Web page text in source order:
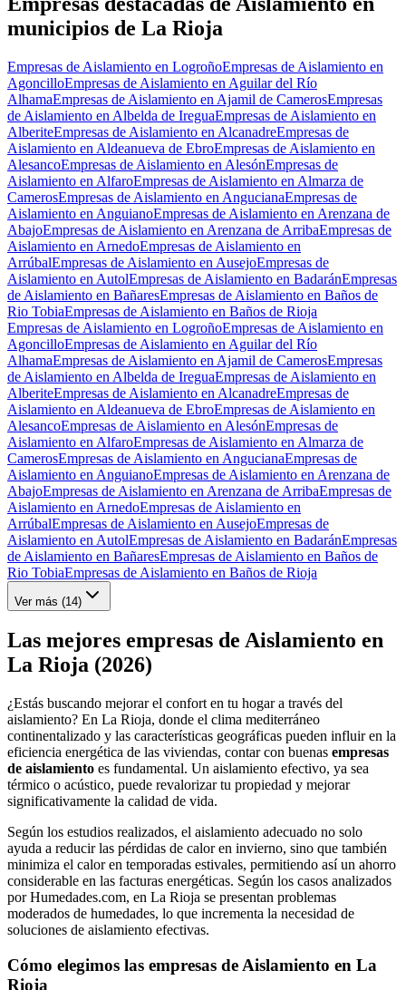
municipios de La Rioja
Empresas de Aislamiento en LogroñoEmpresas de Aislamiento en
AgoncilloEmpresas de Aislamiento en Aguilar del Río
AlhamaEmpresas de Aislamiento en Ajamil de CamerosEmpresas
de Aislamiento en Albelda de IreguaEmpresas de Aislamiento en
AlberiteEmpresas de Aislamiento en AlcanadreEmpresas de
Aislamiento en Aldeanueva de EbroEmpresas de Aislamiento en
AlesancoEmpresas de Aislamiento en AlesónEmpresas de
Aislamiento en AlfaroEmpresas de Aislamiento en Almarza de
CamerosEmpresas de Aislamiento en AngucianaEmpresas de
Aislamiento en AnguianoEmpresas de Aislamiento en Arenzana de
AbajoEmpresas de Aislamiento en Arenzana de ArribaEmpresas de
Aislamiento en ArnedoEmpresas de Aislamiento en
ArrúbalEmpresas de Aislamiento en AusejoEmpresas de
Aislamiento en AutolEmpresas de Aislamiento en BadaránEmpresas
de Aislamiento en BañaresEmpresas de Aislamiento en Baños de
Rio TobiaEmpresas de Aislamiento en Baños de Rioja
Empresas de Aislamiento en LogroñoEmpresas de Aislamiento en
AgoncilloEmpresas de Aislamiento en Aguilar del Río
AlhamaEmpresas de Aislamiento en Ajamil de CamerosEmpresas
de Aislamiento en Albelda de IreguaEmpresas de Aislamiento en
AlberiteEmpresas de Aislamiento en AlcanadreEmpresas de
Aislamiento en Aldeanueva de EbroEmpresas de Aislamiento en
AlesancoEmpresas de Aislamiento en AlesónEmpresas de
Aislamiento en AlfaroEmpresas de Aislamiento en Almarza de
CamerosEmpresas de Aislamiento en AngucianaEmpresas de
Aislamiento en AnguianoEmpresas de Aislamiento en Arenzana de
AbajoEmpresas de Aislamiento en Arenzana de ArribaEmpresas de
Aislamiento en ArnedoEmpresas de Aislamiento en
ArrúbalEmpresas de Aislamiento en AusejoEmpresas de
Aislamiento en AutolEmpresas de Aislamiento en BadaránEmpresas
de Aislamiento en BañaresEmpresas de Aislamiento en Baños de
Rio TobiaEmpresas de Aislamiento en Baños de Rioja
Ver más (14)
Las mejores empresas de Aislamiento en
La Rioja (2026)
¿Estás buscando mejorar el confort en tu hogar a través del
aislamiento? En La Rioja, donde el clima mediterráneo
continentalizado y las características geográficas pueden influir en la
eficiencia energética de las viviendas, contar con buenas empresas
de aislamiento es fundamental. Un aislamiento efectivo, ya sea
térmico o acústico, puede revalorizar tu propiedad y mejorar
significativamente la calidad de vida.
Según los estudios realizados, el aislamiento adecuado no solo
ayuda a reducir las pérdidas de calor en invierno, sino que también
minimiza el calor en temporadas estivales, permitiendo así un ahorro
considerable en las facturas energéticas. Según los casos analizados
por Humedades.com, en La Rioja se presentan problemas
moderados de humedades, lo que incrementa la necesidad de
soluciones de aislamiento efectivas.
Cómo elegimos las empresas de Aislamiento en La
Rioja